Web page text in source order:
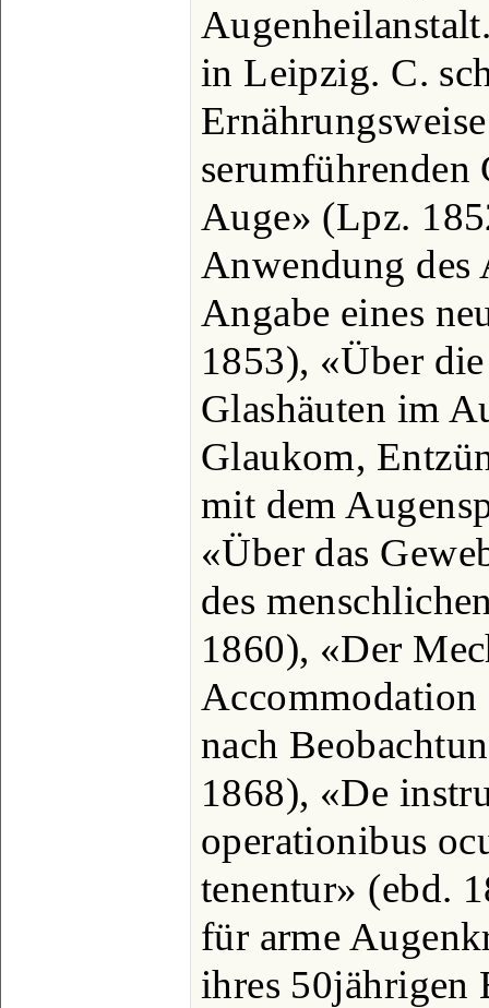
in Leipzig. C.
serumführenden
Auge» (Lpz.
Anwendung des
Angabe eines
1853), «Über
Glashäuten im
Glaukom,
mit dem
«Über das
des
1860), «Der
Accommodation
nach
1868), «De
operationibus
tenentur» (ebd.
für arme
ihres 50jährigen